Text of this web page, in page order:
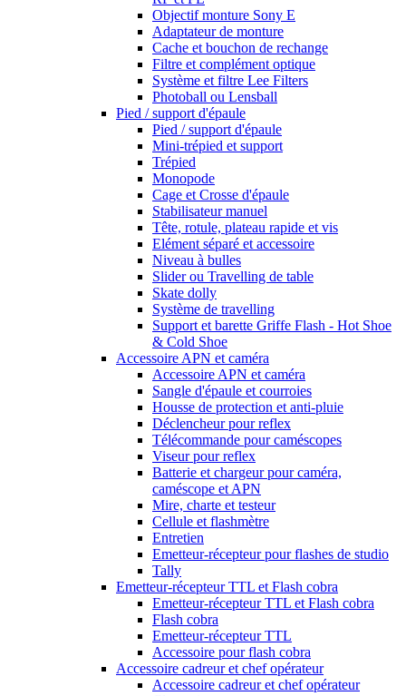
Objectif monture Sony E
Adaptateur de monture
Cache et bouchon de rechange
Filtre et complément optique
Système et filtre Lee Filters
Photoball ou Lensball
Pied / support d'épaule
Pied / support d'épaule
Mini-trépied et support
Trépied
Monopode
Cage et Crosse d'épaule
Stabilisateur manuel
Tête, rotule, plateau rapide et vis
Elément séparé et accessoire
Niveau à bulles
Slider ou Travelling de table
Skate dolly
Système de travelling
Support et barette Griffe Flash - Hot Shoe
& Cold Shoe
Accessoire APN et caméra
Accessoire APN et caméra
Sangle d'épaule et courroies
Housse de protection et anti-pluie
Déclencheur pour reflex
Télécommande pour caméscopes
Viseur pour reflex
Batterie et chargeur pour caméra,
caméscope et APN
Mire, charte et testeur
Cellule et flashmètre
Entretien
Emetteur-récepteur pour flashes de studio
Tally
Emetteur-récepteur TTL et Flash cobra
Emetteur-récepteur TTL et Flash cobra
Flash cobra
Emetteur-récepteur TTL
Accessoire pour flash cobra
Accessoire cadreur et chef opérateur
Accessoire cadreur et chef opérateur